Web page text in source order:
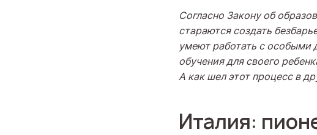
Согласно Закону об
стараются создать
умеют работать с особыми
обучения для своего
А как шел этот процесс в
Италия: